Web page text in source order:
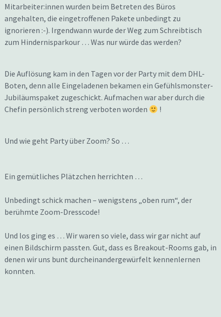
Mitarbeiter:innen wurden beim Betreten des Büros
angehalten, die eingetroffenen Pakete unbedingt zu
ignorieren :-). Irgendwann wurde der Weg zum Schreibtisch
zum Hindernisparkour … Was nur würde das werden?
Die Auflösung kam in den Tagen vor der Party mit dem DHL-
Boten, denn alle Eingeladenen bekamen ein Gefühlsmonster-
Jubiläumspaket zugeschickt. Aufmachen war aber durch die
Chefin persönlich streng verboten worden
!
Und wie geht Party über Zoom? So …
Ein gemütliches Plätzchen herrichten …
Unbedingt schick machen – wenigstens „oben rum“, der
berühmte Zoom-Dresscode!
Und los ging es … Wir waren so viele, dass wir gar nicht auf
einen Bildschirm passten. Gut, dass es Breakout-Rooms gab, in
denen wir uns bunt durcheinandergewürfelt kennenlernen
konnten.